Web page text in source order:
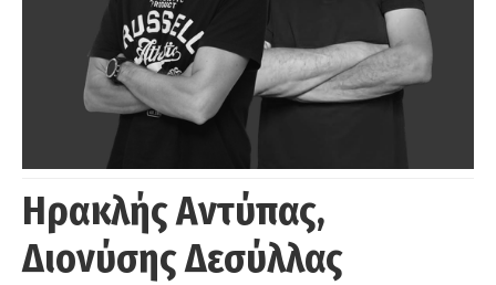
Ηρακλής Αντύπας,
Διονύσης Δεσύλλας